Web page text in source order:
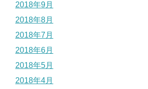
2018年9月
2018年8月
2018年7月
2018年6月
2018年5月
2018年4月